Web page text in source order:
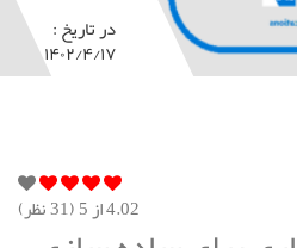
در تاریخ :
۱۴۰۲/۴/۱۷
4.02از 5 ( 31نظر)